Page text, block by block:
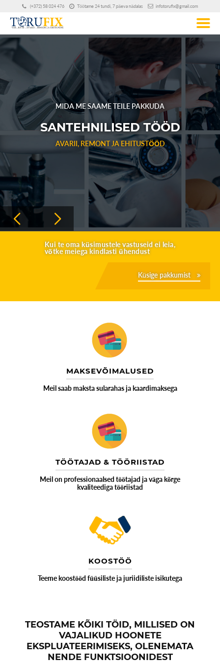
(+372) 58 024 476 Töötame 24 tundi, 7 päeva nädalas infotorufix@gmail.com
MIDA ME SAAME TEILE PAKKUDA
SANTEHNILISED TÖÖD
AVARII, REMONT JA EHITUSTÖÖD
Kui te oma küsimustele vastuseid ei leia,
võtke meiega kindlasti ühendust
Küsige pakkumist
MAKSEVÕIMALUSED
Meil saab maksta sularahas ja kaardimaksega
TÖÖTAJAD & TÖÖRIISTAD
Meil on professionaalsed töötajad ja väga kõrge
kvaliteediga tööriistad
KOOSTÖÖ
Teeme koostööd füüsiliste ja juriidiliste isikutega
TEOSTAME KÕIKI TÖID, MILLISED ON
VAJALIKUD HOONETE
EKSPLUATEERIMISEKS, OLENEMATA
NENDE FUNKTSIOONIDEST